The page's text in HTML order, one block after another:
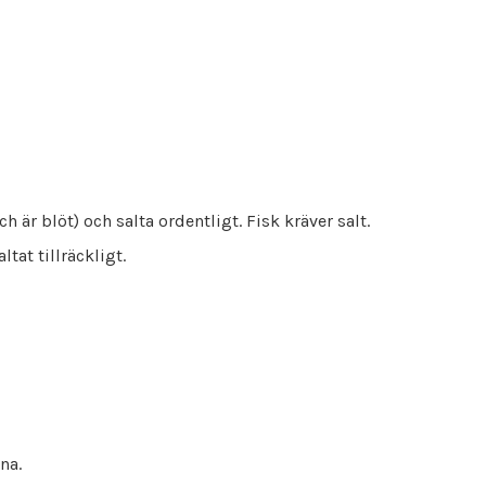
är blöt) och salta ordentligt. Fisk kräver salt.
tillräckligt.